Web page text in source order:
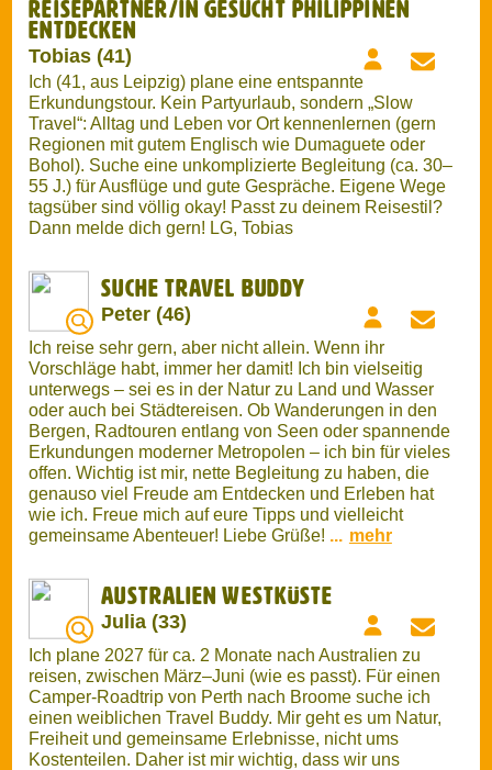
Ich reise sehr gern, aber nicht allein. Wenn ihr
Vorschläge habt, immer her damit! Ich bin vielseitig
unterwegs – sei es in der Natur zu Land und Wasser
oder auch bei Städtereisen. Ob Wanderungen in den
Bergen, Radtouren entlang von Seen oder spannende
Erkundungen moderner Metropolen – ich bin für vieles
offen. Wichtig ist mir, nette Begleitung zu haben, die
genauso viel Freude am Entdecken und Erleben hat
wie ich. Freue mich auf eure Tipps und vielleicht
gemeinsame Abenteuer! Liebe Grüße! ... mehr
Australien Westküste
Ich plane 2027 für ca. 2 Monate nach Australien zu
reisen, zwischen März–Juni (wie es passt). Für einen
Camper-Roadtrip von Perth nach Broome suche ich
einen weiblichen Travel Buddy. Mir geht es um Natur,
Freiheit und gemeinsame Erlebnisse, nicht ums
Kostenteilen. Daher ist mir wichtig, dass wir uns
vorher persönlich oder per Videocall kennenlernen,
um zu schauen ob wir uns den Roadtrip zusammen
vorstellen können. Wenn das für dich genauso gut
klingt und du Bock drauf hast, dann melde dich :)
Australien- Buddy gesucht
Frank (57)
Travel- Buddy für Thailand, ca.2 Wochen, danach
Westküste Australien von Perth bis Darwin, Dauer
ca.4 Wochen.Thailand wäre Neuland für mich, in
Sachen Australien bin ich 7maliger
Wiederholungstäter. Unterkunft Hostels und Hostels,
Mobilität in Australien per Bus mit entsprechenden
Stops. Bewege mich gerne, normales,Fitnesslevel
wäre somit wünschenswert. Alles weitere nach
Absprache. Melde Dich gerne bei ernsthaftem
Interesse!!!